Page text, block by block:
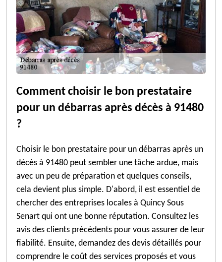
Comment choisir le bon prestataire
pour un débarras après décès à 91480
?
Choisir le bon prestataire pour un débarras après un
décès à 91480 peut sembler une tâche ardue, mais
avec un peu de préparation et quelques conseils,
cela devient plus simple. D'abord, il est essentiel de
chercher des entreprises locales à Quincy Sous
Senart qui ont une bonne réputation. Consultez les
avis des clients précédents pour vous assurer de leur
fiabilité. Ensuite, demandez des devis détaillés pour
comprendre le coût des services proposés et vous